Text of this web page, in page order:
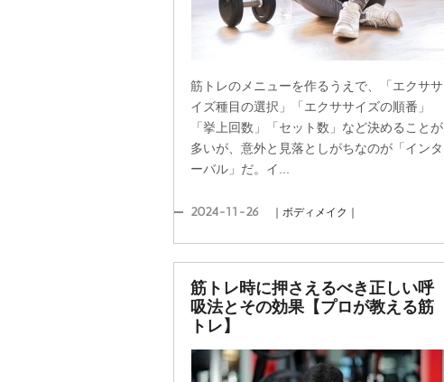
筋トレのメニューを作るうえで、「エクササ
イズ種目の選択」「エクササイズの順番」
「挙上回数」「セット数」など決めることが
多いが、意外と見落としがちなのが「インタ
ーバル」だ。イ...
2024-11-26 ｜ボディメイク｜
筋トレ時に押さえるべき正しい呼
吸法とその効果【プロが教える筋
トレ】